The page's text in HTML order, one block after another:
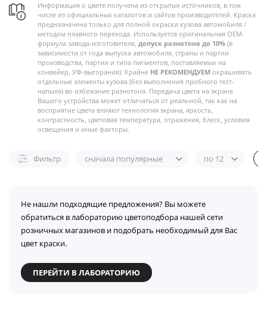
Информация о цвете получена из открытых источников, в том
числе из официальных каталогов и сайтов производителей. Краска
предназначена только для полной окраски кузова автомобиля /
методом плавного перехода. Используется оригинальная OEM-
формула завода-изготовителя, допуск разнотона до 10% (в
зависимости от года выпуска автомобиля, страны и партии
производства, партии и типа пигментов, поставляемых на
конвейер, УФ-выгорания). Крайне НЕ РЕКОМЕНДУЕМ окрашивать
отдельные элементы кузова (без выполнения пробного тест-
напыла) во избежание разнотона. Передача цвета на экране
Вашего устройства может отличаться от реальной, так как на
восприятие цвета влияют технология экрана, яркость,
контрастность, цветовая температура, отражения, блеск, условия
освещения и иные факторы.
Фильтр сначала популярные по 12
Не нашли подходящие предложения? Вы можете
обратиться в лабораторию цветоподбора нашей сети
розничных магазинов и подобрать необходимый для Вас
цвет краски.
ПЕРЕЙТИ В ЛАБОРАТОРИЮ